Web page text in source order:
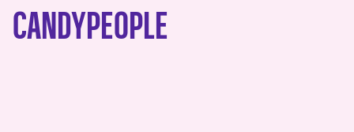
CANDYPEOPLE